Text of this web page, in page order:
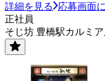
詳細を見る
応募画面
正社員
そじ坊 豊橋駅カルミ